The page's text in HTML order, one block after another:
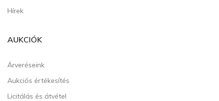
Hírek
AUKCIÓK
Árveréseink
Aukciós értékesítés
Licitálás és átvétel